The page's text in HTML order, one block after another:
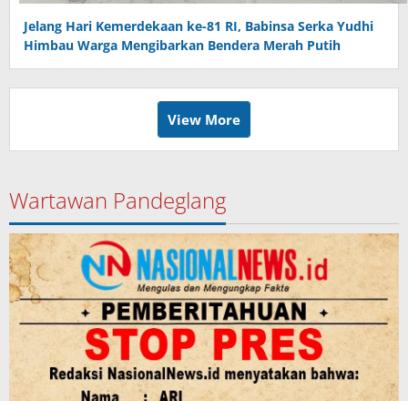
Jelang Hari Kemerdekaan ke-81 RI, Babinsa Serka Yudhi
Himbau Warga Mengibarkan Bendera Merah Putih
View More
Wartawan Pandeglang